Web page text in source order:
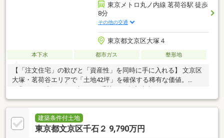
東京メトロ丸ノ内線 茗荷谷駅 徒歩
8分
その他の交通
東京都文京区大塚４
本下水 都市ガス 整形地
【「注文住宅」の歓びと「資産性」を同時に手に入れる】 文京区
大塚・茗荷谷エリアで「土地42坪」を確保する稀有な価値。
■「フリープラン」で叶える、妥協なき邸宅建売ではありませ
ん。間取り変更が可能な「建築条件付き売地」だからこそ、大家
族向け住宅仕様にしたり、書斎や大型収納を設けたりと、家族の
ライフスタイルに合わせた「正解」を実装できます。 ■都心×140
平米超の「資産」を創るマンションでは得難い「土地所有権」
建築条件付土地
東京都文京区千石２ 9,790万円